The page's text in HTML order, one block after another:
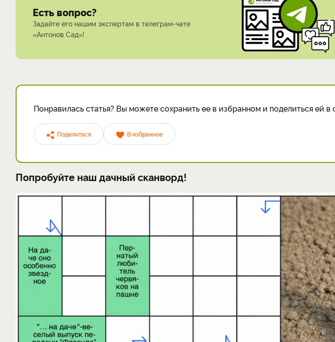
Есть вопрос?
Задайте его нашим экспертам в телеграм-чате
«Антонов Сад»!
Понравилась статья? Вы можете сохранить ее в избранном и поделиться ей в
Поделиться В избранное
Попробуйте наш дачный сканворд!